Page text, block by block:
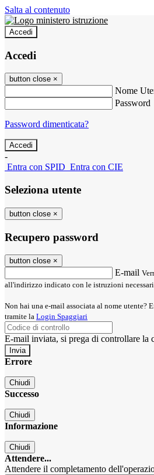
Salta al contenuto
Accedi
Accedi
button close ×
Nome
Password
Password dimenticata?
-
Entra con SPID Entra con CIE
Seleziona utente
button close ×
Recupero password
button close ×
E-mail
all'indirizzo indicato con le istruzioni
Non hai una e-mail associata al nome utente?
tramite la Login Spaggiari
E-mail inviata, si prega di controllare la
Errore
Chiudi
Successo
Chiudi
Informazione
Chiudi
Attendere...
Attendere il completamento